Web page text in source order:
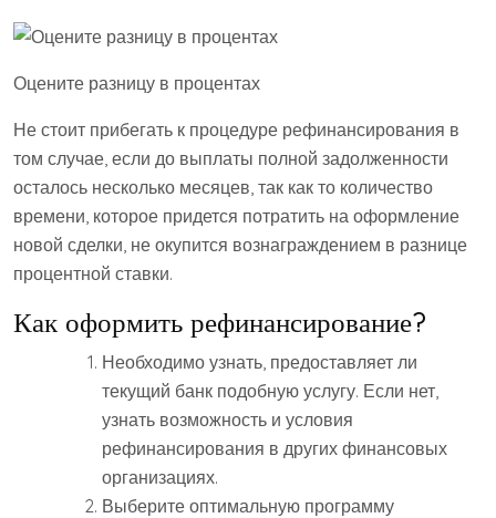
Оцените разницу в процентах
Не стоит прибегать к процедуре рефинансирования в
том случае, если до выплаты полной задолженности
осталось несколько месяцев, так как то количество
времени, которое придется потратить на оформление
новой сделки, не окупится вознаграждением в разнице
процентной ставки.
Как оформить рефинансирование?
Необходимо узнать, предоставляет ли
текущий банк подобную услугу. Если нет,
узнать возможность и условия
рефинансирования в других финансовых
организациях.
Выберите оптимальную программу